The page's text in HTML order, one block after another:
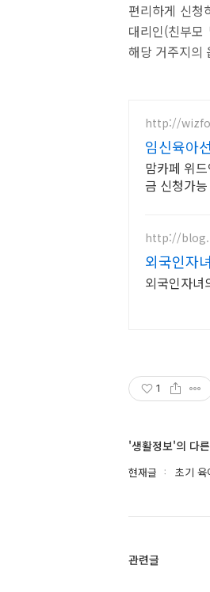
편리하게 신청
대리인(친부
해당 거주지의
http://
임신육아
맘카페 위
금 신청가
http://
외국인자
외국인자녀
1
'생활정보'의 다
현재글 초기 육
관련글